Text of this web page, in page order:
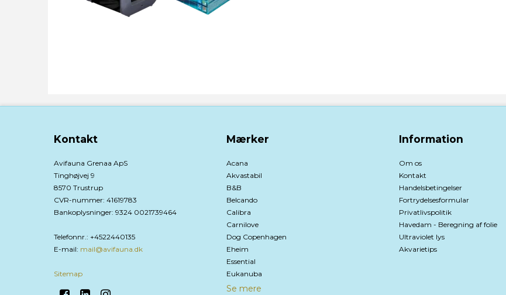
Kontakt
Avifauna Grenaa ApS
Tinghøjvej 9
8570 Trustrup
CVR-nummer: 41619783
Bankoplysninger: 9324 0021739464
Telefonnr.: +4522440135
E-mail: mail@avifauna.dk
Sitemap
Mærker
Acana
Akvastabil
B&B
Belcando
Calibra
Carnilove
Dog Copenhagen
Eheim
Essential
Eukanuba
Se mere
Information
Om os
Kontakt
Handelsbetingelser
Fortrydelsesformular
Privatlivspolitik
Havedam - Beregning af folie
Ultraviolet lys
Akvarietips